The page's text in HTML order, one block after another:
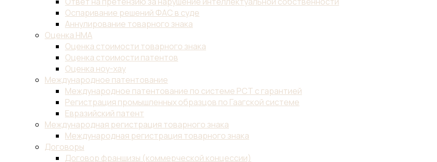
Оспаривание решений ФАС в суде
Аннулирование товарного знака
Оценка НМА
Оценка стоимости товарного знака
Оценка стоимости патентов
Оценка ноу-хау
Международное патентование
Международное патентование по системе PCT с гарантией
Регистрация промышленных образцов по Гаагской системе
Евразийский патент
Международная регистрация товарного знака
Международная регистрация товарного знака
Договоры
Договор франшизы (коммерческой концессии)